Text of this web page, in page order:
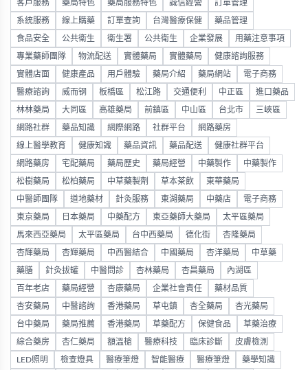
客戶服務 藥局特色 藥局服務特色 誠信經營 訂單管理
系統服務 線上購藥 訂單查詢 台灣醫療保健 藥品管理
食品安全 公共衛生 衛生署 公共衛生 企業發展 用藥注意事項
專業藥師團隊 物流配送 實體藥局 實體藥局 健康諮詢服務
實體店面 健康產品 用戶體驗 藥局介紹 藥局網站 電子商務
醫療諮詢 威而钢 板橋區 松江路 交通便利 中正區 進口藥品
林林藥局 大同區 高雄藥局 前鎮區 中山區 台北市 三峽區
網路社群 藥品知識 網際網路 社群平台 網路藥房
線上醫學教育 健康知識 藥品資訊 藥品配送 健康社群平台
網路藥房 宅配藥局 藥局歷史 藥局經營 中藥製作 中藥製作
松樹藥局 松柏藥局 中草藥製劑 草本茶飲 東華藥局
中醫師團隊 道地藥材 針灸服務 東湖藥局 中藥店 電子商務
東京藥局 日本藥局 中藥配方 東亞藥師大藥局 太平區藥局
馬來西亞藥局 太平區藥局 台中西藥局 德化街 杏隆藥局
杏輝藥局 杏輝藥局 中西醫結合 中國藥局 杏洋藥局 中草藥
藥膳 針灸拔罐 中醫問診 杏林藥局 杏昌藥局 內湖區
百年老店 藥局經營 杏康藥局 企業社會責任 藥材品質
杏安藥局 中醫諮詢 香港藥局 草屯鎮 杏全藥局 杏光藥局
台中藥局 藥局推薦 香港藥局 草藥配方 保健食品 草藥治療
綜合藥房 杏仁藥局 額溫槍 醫療科技 臨床診斷 皮膚檢測
LED照明 檢查燈具 醫療筆燈 智能醫療 醫療筆燈 藥學知識